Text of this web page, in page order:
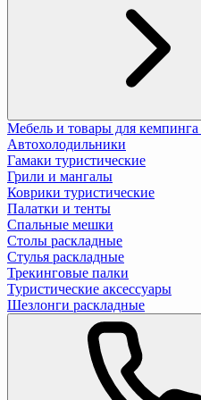
Мебель и товары для кемпинга
Автохолодильники
Гамаки туристические
Грили и мангалы
Коврики туристические
Палатки и тенты
Спальные мешки
Столы раскладные
Стулья раскладные
Трекинговые палки
Туристические аксессуары
Шезлонги раскладные